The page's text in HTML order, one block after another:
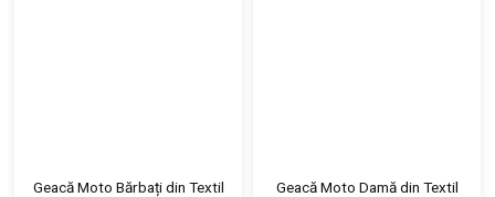
Geacă Moto Bărbați din Textil
Geacă Moto Damă din Textil